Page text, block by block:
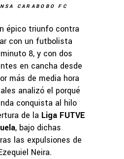
CARABOBO FC
épico triunfo contra
con un futbolista
8, y con dos
en cancha desde
más de media hora
analizó el porqué
conquista al hilo
de la Liga FUTVE
, bajo dichas
las expulsiones de
Neira.